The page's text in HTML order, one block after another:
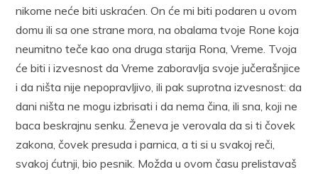
nikome neće biti uskraćen. On će mi biti podaren u ovom
domu ili sa one strane mora, na obalama tvoje Rone koja
neumitno teče kao ona druga starija Rona, Vreme. Tvoja
će biti i izvesnost da Vreme zaboravlja svoje jučerašnjice
i da ništa nije nepopravljivo, ili pak suprotna izvesnost: da
dani ništa ne mogu izbrisati i da nema čina, ili sna, koji ne
baca beskrajnu senku. Ženeva je verovala da si ti čovek
zakona, čovek presuda i parnica, a ti si u svakoj reči,
svakoj ćutnji, bio pesnik. Možda u ovom času prelistavaš